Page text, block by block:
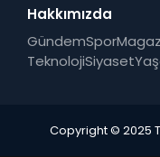
Hakkımızda
GündemSpor
TeknolojiSiyaset
Copyright © 2025